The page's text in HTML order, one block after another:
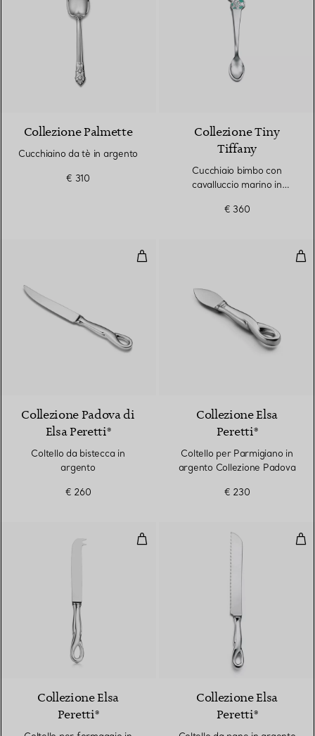
Collezione Palmette
Cucchiaino da tè in argento
€ 310
Collezione Tiny
Tiffany
Cucchiaio bimbo con
cavalluccio marino in
€ 360
Coltello da bistecca in argento
Collezione Padova di
Elsa Peretti®
Coltello da bistecca in
argento
€ 260
Collezione Elsa
Peretti®
Coltello per Parmigiano in
argento Collezione Padova
€ 230
Coltello per formaggio in
Collezione Elsa
Peretti®
Collezione Elsa
Peretti®